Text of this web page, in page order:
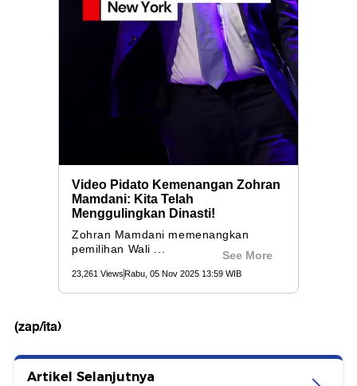
(zap/ita)
Artikel Selanjutnya